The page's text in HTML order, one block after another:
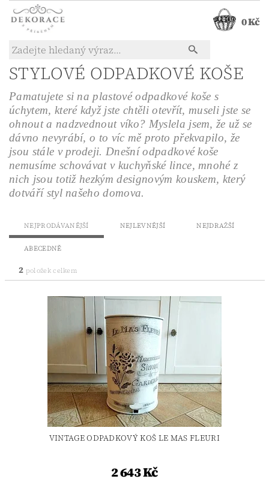
0 Kč
STYLOVÉ ODPADKOVÉ KOŠE
Pamatujete si na plastové odpadkové koše s
úchytem, které když jste chtěli otevřít, museli jste se
ohnout a nadzvednout víko? Myslela jsem, že už se
dávno nevyrábí, o to víc mě proto překvapilo, že
jsou stále v prodeji. Dnešní odpadkové koše
nemusíme schovávat v kuchyňské lince, mnohé z
nich jsou totiž hezkým designovým kouskem, který
dotváří styl našeho domova.
NEJPRODÁVANĚJŠÍ NEJLEVNĚJŠÍ NEJDRAŽŠÍ
ABECEDNĚ
2 položek celkem
VINTAGE ODPADKOVÝ KOŠ LE MAS FLEURI
2 643 Kč